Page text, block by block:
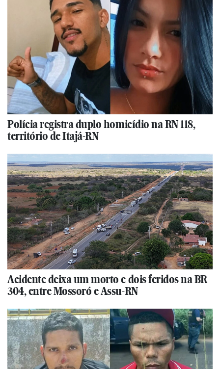
Polícia registra duplo homicídio na RN 118,
território de Itajá-RN
Acidente deixa um morto e dois feridos na BR
304, entre Mossoró e Assu-RN